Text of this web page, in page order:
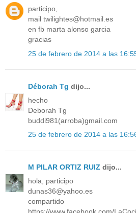
participo,
mail twilightes@hotmail.es
en fb marta alonso garcia
gracias
25 de febrero de 2014 a las
Déborah Tg dijo...
hecho
Deborah Tg
buddi981(arroba)gmail.com
25 de febrero de 2014 a las
M PILAR ORTIZ RUIZ dijo...
hola, participo
dunas36@yahoo.es
compartido